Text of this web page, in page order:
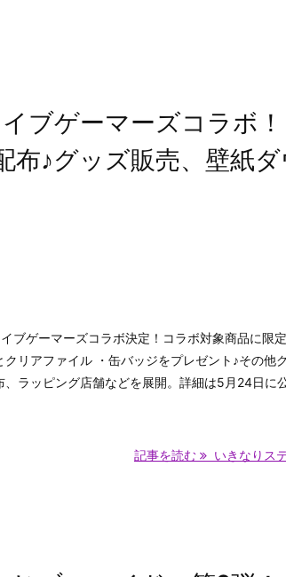
ブゲーマーズコラボ！
布♪グッズ販売、壁紙ダ
ブゲーマーズコラボ決定！コラボ対象商品に限
リアファイル ・缶バッジをプレゼント♪その他
、ラッピング店舗などを展開。詳細は5月24日に
記事を読む いきなりス